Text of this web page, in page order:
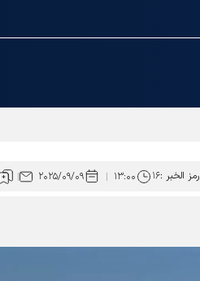
رمز الخبر :۱۶ ۱۳:۰۰ ۲۰۲۵/۰۹/۰۹